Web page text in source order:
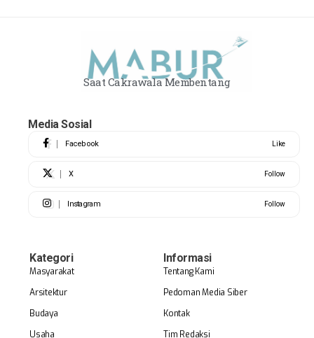
Saat Cakrawala Membentang
Media Sosial
Facebook Like
X Follow
Instagram Follow
Kategori
Masyarakat
Arsitektur
Budaya
Usaha
Informasi
Tentang Kami
Pedoman Media Siber
Kontak
Tim Redaksi